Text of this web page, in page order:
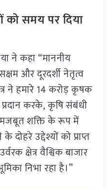
को समय पर दिया
ने कहा “माननीय
सक्षम और दूरदर्शी नेतृत्व
ने हमारे 14 करोड़ कृषक
प्रदान करके, कृषि संबंधी
शक्ति के रूप में
उद्देश्यों को प्राप्त
क्षेत्र वैश्विक बाजार
निभा रहा है।”